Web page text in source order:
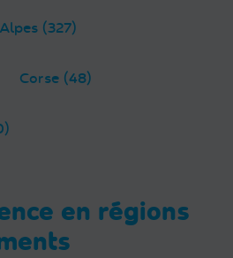
(327)
Corse (48)
en régions